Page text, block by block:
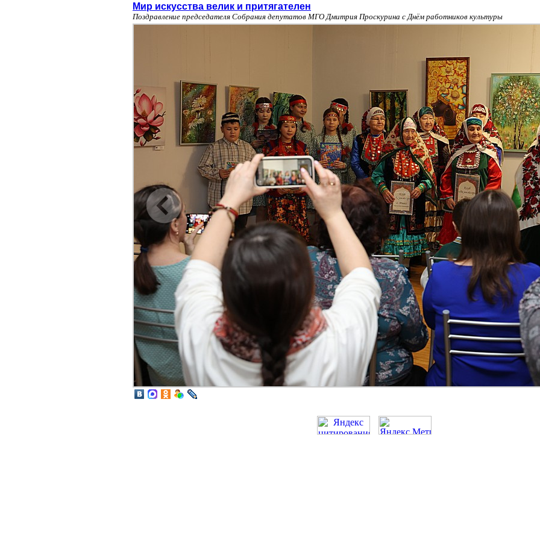
Мир искусства велик и притягателен
Поздравление председателя Собрания депутатов МГО Дмитрия Проскурина с Днём работников культуры